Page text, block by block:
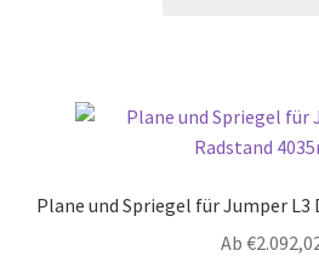
Plane und Spriegel für Jumper L3
Ab €